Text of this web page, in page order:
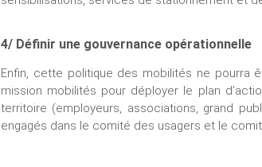
4/ Définir une gouvernance opérationnelle
Enfin, cette politique des mobilités ne pourra
mission mobilités pour déployer le plan
territoire (employeurs, associations, grand
engagés dans le comité des usagers et le